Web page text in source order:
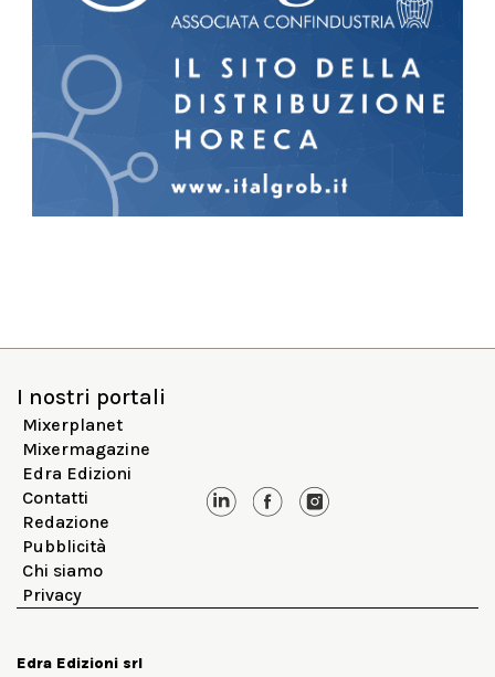
I nostri portali
Mixerplanet
Mixermagazine
Edra Edizioni
Contatti
Redazione
Pubblicità
Chi siamo
Privacy
Edra Edizioni srl